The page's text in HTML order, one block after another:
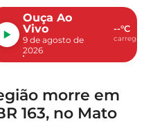
Ouça Ao
Vivo
9 de agosto de
2026
--°C
morre em
163, no Mato